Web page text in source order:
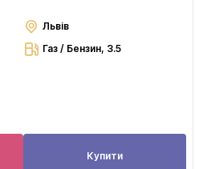
Львів
Газ / Бензин, 3.5
Купити